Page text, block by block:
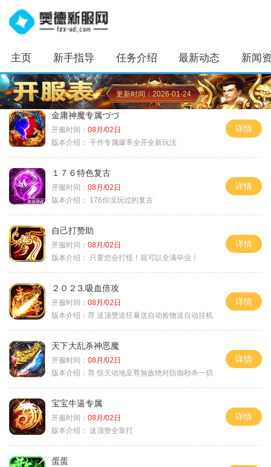
主页 新手指导 任务介绍 最新动态 新闻
更新时间：2026-01-24
金庸神魔专属づづ
开服时间： 08月/02日
版本介绍： 千件专属爆率全开全新玩法
详情
１７６特色复古
开服时间： 08月/02日
版本介绍：
176你没玩过的复古
详情
自己打赞助
开服时间： 08月/02日
版本介绍：
只要您会打怪！就可以全满毕业！
详情
２０２⒊吸血倍攻
开服时间： 08月/02日
版本介绍： 荐 送顶赞送狂暴送自动捡物送自动挂机
详情
天下大乱杀神恶魔
开服时间： 08月/02日
版本介绍： 荐 惊天动地至尊無敌绝对防御秒杀一切
详情
宝宝牛逼专属
开服时间： 08月/02日
版本介绍： 送顶赞全靠打
详情
蛋蛋